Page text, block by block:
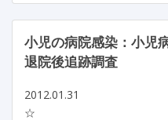
小児の病院感染：小児
退院後追跡調査
2012.01.31
☆